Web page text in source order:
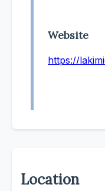
Website
https://
Location